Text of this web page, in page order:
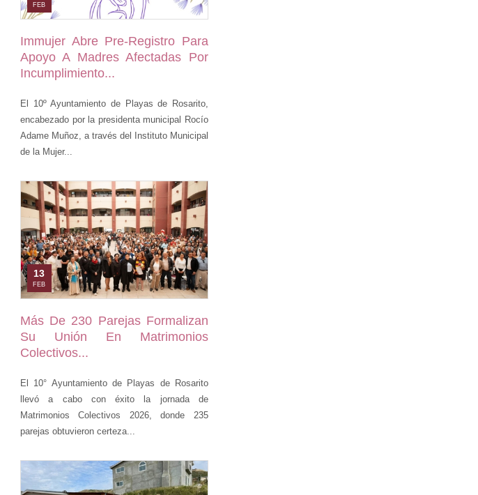
FEB
Immujer Abre Pre-Registro Para
Apoyo A Madres Afectadas Por
Incumplimiento...
El 10º Ayuntamiento de Playas de Rosarito,
encabezado por la presidenta municipal Rocío
Adame Muñoz, a través del Instituto Municipal
de la Mujer...
13
FEB
Más De 230 Parejas Formalizan
Su Unión En Matrimonios
Colectivos...
El 10° Ayuntamiento de Playas de Rosarito
llevó a cabo con éxito la jornada de
Matrimonios Colectivos 2026, donde 235
parejas obtuvieron certeza...